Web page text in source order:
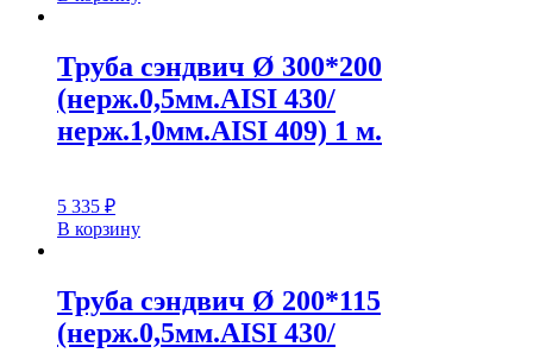
Труба сэндвич Ø 300*200
(нерж.0,5мм.AISI 430/
нерж.1,0мм.AISI 409) 1 м.
5 335 ₽
В корзину
Труба сэндвич Ø 200*115
(нерж.0,5мм.AISI 430/